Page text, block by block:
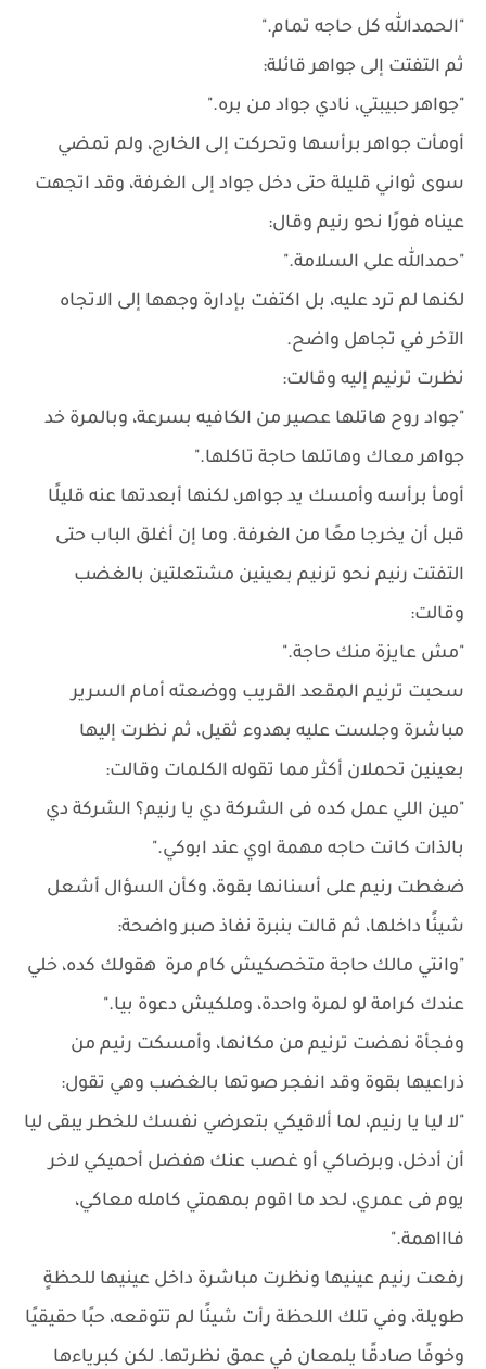
"الحمدالله كل حاجه تمام."
ثم التفتت إلى جواهر قائلة:
"جواهر حبيبتي، نادي جواد من بره."
أومأت جواهر برأسها وتحركت إلى الخارج، ولم تمضي
سوى ثواني قليلة حتى دخل جواد إلى الغرفة، وقد اتجهت
عيناه فورًا نحو رنيم وقال:
"حمدالله على السلامة."
لكنها لم ترد عليه، بل اكتفت بإدارة وجهها إلى الاتجاه
الآخر في تجاهل واضح.
نظرت ترنيم إليه وقالت:
"جواد روح هاتلها عصير من الكافيه بسرعة، وبالمرة خد
جواهر معاك وهاتلها حاجة تاكلها."
أومأ برأسه وأمسك يد جواهر، لكنها أبعدتها عنه قليلًا
قبل أن يخرجا معًا من الغرفة. وما إن أغلق الباب حتى
التفتت رنيم نحو ترنيم بعينين مشتعلتين بالغضب
وقالت:
"مش عايزة منك حاجة."
سحبت ترنيم المقعد القريب ووضعته أمام السرير
مباشرة وجلست عليه بهدوء ثقيل، ثم نظرت إليها
بعينين تحملان أكثر مما تقوله الكلمات وقالت:
"مين اللي عمل كده فى الشركة دي يا رنيم؟ الشركة دي
بالذات كانت حاجه مهمة اوي عند ابوكي."
ضغطت رنيم على أسنانها بقوة، وكأن السؤال أشعل
شيئًا داخلها، ثم قالت بنبرة نفاذ صبر واضحة:
"وانتي مالك حاجة متخصكيش كام مرة هقولك كده، خلي
عندك كرامة لو لمرة واحدة، وملكيش دعوة بيا."
وفجأة نهضت ترنيم من مكانها، وأمسكت رنيم من
ذراعيها بقوة وقد انفجر صوتها بالغضب وهي تقول:
"لا ليا يا رنيم، لما ألاقيكي بتعرضي نفسك للخطر يبقى ليا
أن أدخل، وبرضاكي أو غصب عنك هفضل أحميكي لاخر
يوم فى عمري، لحد ما اقوم بمهمتي كامله معاكي،
فاااهمة."
رفعت رنيم عينيها ونظرت مباشرة داخل عينيها للحظةٍ
طويلة، وفي تلك اللحظة رأت شيئًا لم تتوقعه، حبًا حقيقيًا
وخوفًا صادقًا يلمعان في عمق نظرتها. لكن كبرياءها